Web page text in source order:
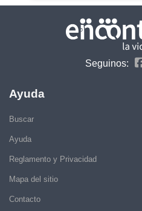
Seguinos:
Ayuda
Buscar
Ayuda
Reglamento y Privacidad
Mapa del sitio
Contacto